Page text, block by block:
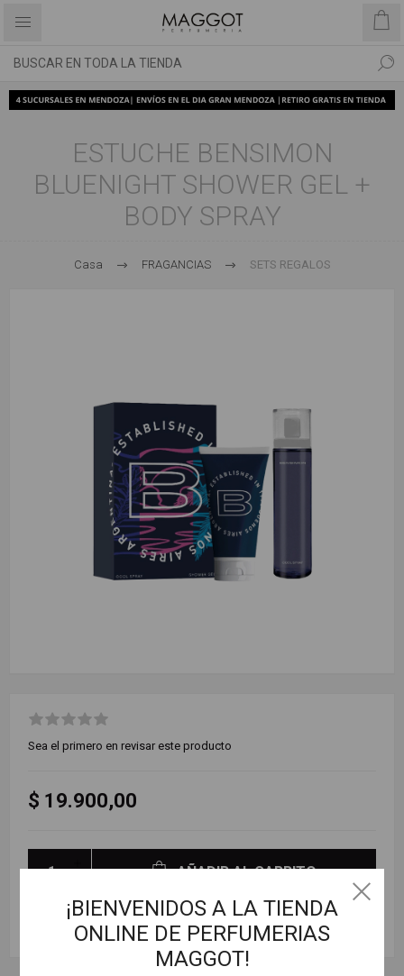
ESTUCHE BENSIMON
BLUENIGHT SHOWER GEL +
BODY SPRAY
Casa FRAGANCIAS SETS REGALOS
Sea el primero en revisar este producto
$ 19.900,00
AÑADIR AL CARRITO
¡BIENVENIDOS A LA TIENDA
ONLINE DE PERFUMERIAS
MAGGOT!